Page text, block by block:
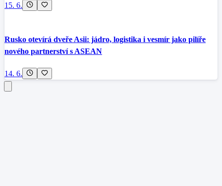
15. 6.
Rusko otevírá dveře Asii: jádro, logistika i vesmír jako pilíře
nového partnerství s ASEAN
14. 6.